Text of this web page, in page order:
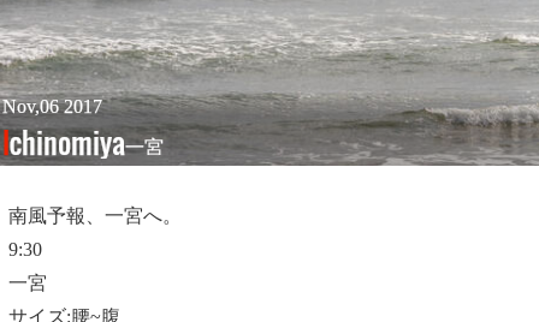
South Chiba
Unusually
Video Logs
Nov,06 2017
Ichinomiya一宮
南風予報、一宮へ。
9:30
一宮
サイズ:腰~腹